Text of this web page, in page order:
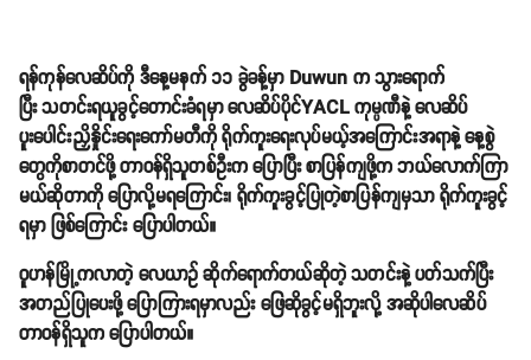
ရန်ကုန်လေဆိပ်ကို ဒီနေ့မနက် ၁၁ ခွဲခန့်မှာ Duwun က သွားရောက်
ပြီး သတင်းရယူခွင့်တောင်းခံရမှာ လေဆိပ်ပိုင်YACL ကုမ္ပဏီနဲ့ လေဆိပ်
ပူးပေါင်းညှိနှိုင်းရေးကော်မတီကို ရိုက်ကူးရေးလုပ်မယ့်အကြောင်းအရာနဲ့ နေ့စွဲ
တွေကိုစာတင်ဖို့ တာဝန်ရှိသူတစ်ဦးက ပြောပြီး စာပြန်ကျဖို့က ဘယ်လောက်ကြာ
မယ်ဆိုတာကို ပြောလို့မရကြောင်း၊ ရိုက်ကူးခွင့်ပြုတဲ့စာပြန်ကျမှသာ ရိုက်ကူးခွင့်
ရမှာ ဖြစ်ကြောင်း ပြောပါတယ်။
ဝူဟန်မြို့ကလာတဲ့ လေယာဥ် ဆိုက်ရောက်တယ်ဆိုတဲ့ သတင်းနဲ့ ပတ်သက်ပြီး
အတည်ပြုပေးဖို့ ပြောကြားရမှာလည်း ဖြေဆိုခွင့်မရှိဘူးလို့ အဆိုပါလေဆိပ်
တာဝန်ရှိသူက ‌ပြောပါတယ်။